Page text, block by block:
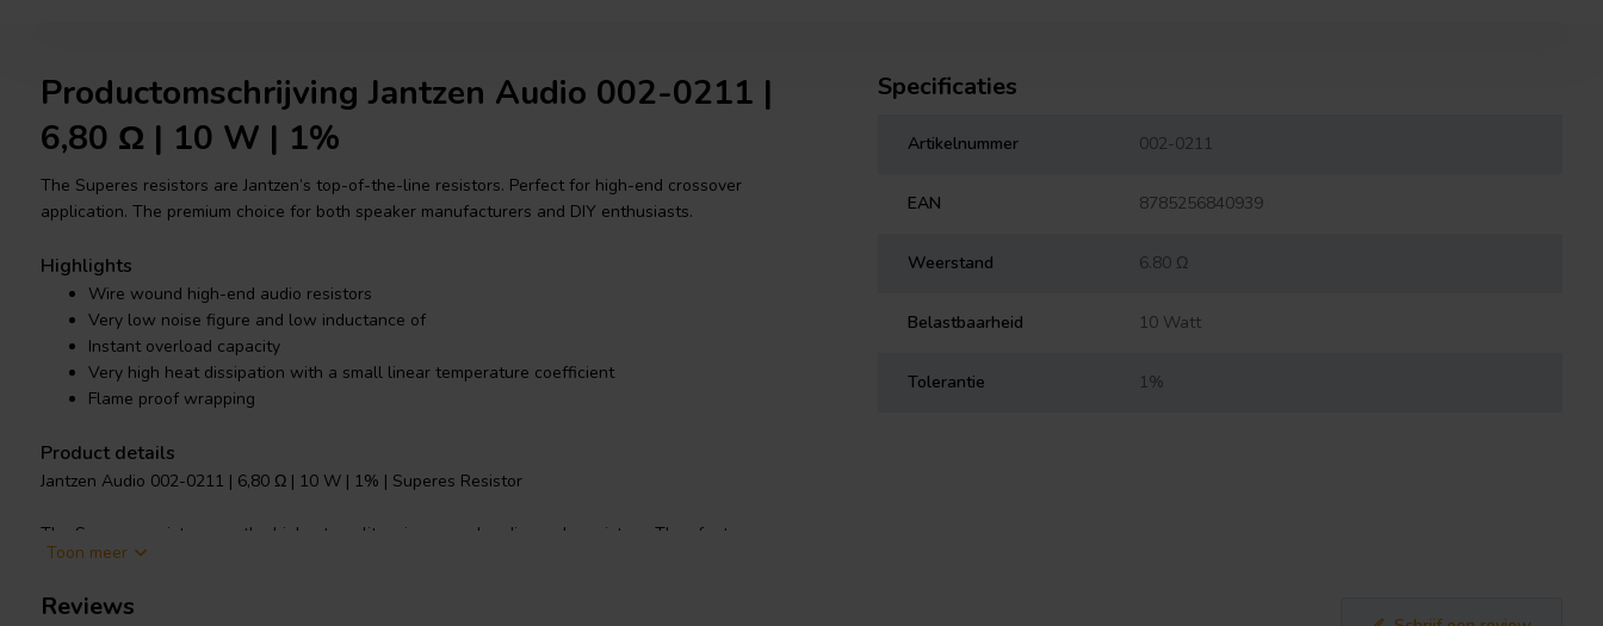
Productomschrijving Jantzen Audio 002-0211 |
6,80 Ω | 10 W | 1%
The Superes resistors are Jantzen’s top-of-the-line resistors. Perfect for high-end crossover
application. The premium choice for both speaker manufacturers and DIY enthusiasts.
Highlights
Wire wound high-end audio resistors
Very low noise figure and low inductance of
Instant overload capacity
Very high heat dissipation with a small linear temperature coefficient
Flame proof wrapping
Product details
Jantzen Audio 002-0211 | 6,80 Ω | 10 W | 1% | Superes Resistor
The Superes resistors are the highest quality wire wound audio grade resistors. They feature a
high temperature tolerance and are very resistant to shock. These resistors have always been a
performance, but at an affordable price point.
Toon meer
Specificaties
Artikelnummer 002-0211
EAN 8785256840939
Weerstand 6.80 Ω
Belastbaarheid 10 Watt
Tolerantie 1%
Reviews